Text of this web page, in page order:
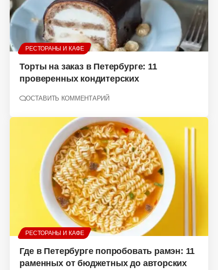
РЕСТОРАНЫ И КАФЕ
Торты на заказ в Петербурге: 11
проверенных кондитерских
ОСТАВИТЬ КОММЕНТАРИЙ
РЕСТОРАНЫ И КАФЕ
Где в Петербурге попробовать рамэн: 11
раменных от бюджетных до авторских